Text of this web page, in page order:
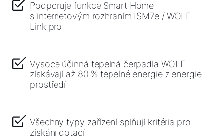
Podporuje funkce Smart Home
s internetovým rozhraním ISM7e / WOLF
Link pro
Vysoce účinná tepelná čerpadla WOLF
získávají až 80 % tepelné energie z energie
prostředí
Všechny typy zařízení splňují kritéria pro
získání dotací